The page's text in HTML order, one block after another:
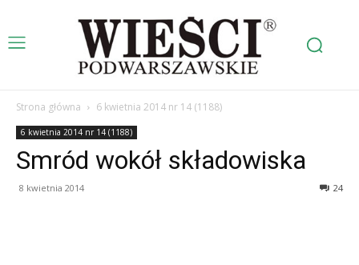
Strona główna 6 kwietnia 2014 nr 14 (1188)
6 kwietnia 2014 nr 14 (1188)
Smród wokół składowiska
8 kwietnia 2014 24